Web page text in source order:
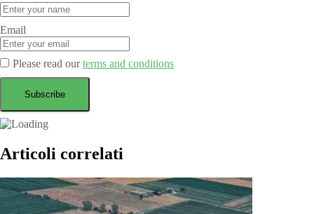
Email
Please read ourterms and conditions
Articoli correlati